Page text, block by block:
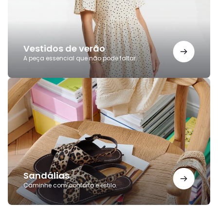
Vestidos de verão
A peça essencial que não pode faltar.
Sandálias
Caminhe com conforto e estilo.
Sandálias